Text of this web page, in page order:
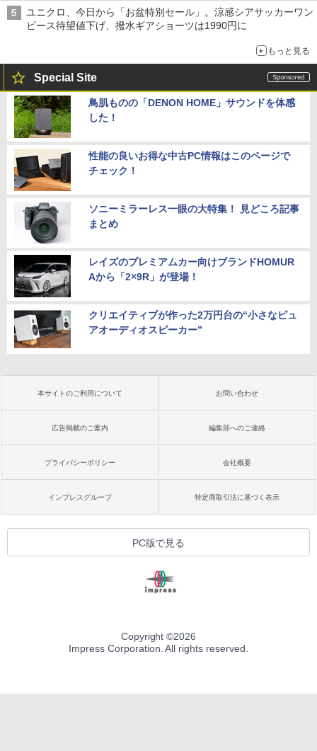
ユニクロ、今日から「お盆特別セール」。涼感シアサッカーワン
ピース待望値下げ、撥水ギアショーツは1990円に
もっと見る
Special Site
鳥肌ものの「DENON HOME」サウンドを体感
した！
性能の良いお得な中古PC情報はこのページで
チェック！
ソニーミラーレス一眼の大特集！ 見どころ記事
まとめ
レイズのプレミアムカー向けブランドHOMUR
Aから「2×9R」が登場！
クリエイティブが作った2万円台の“小さなピュ
アオーディオスピーカー”
本サイトのご利用について お問い合わせ
広告掲載のご案内 編集部へのご連絡
プライバシーポリシー 会社概要
インプレスグループ 特定商取引法に基づく表示
PC版で見る
Copyright ©2026
Impress Corporation. All rights reserved.